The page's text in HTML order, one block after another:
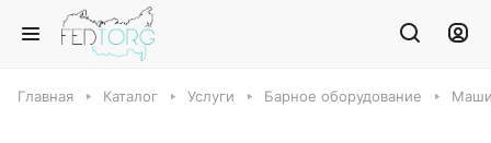
Главная Каталог Услуги Барное оборудование